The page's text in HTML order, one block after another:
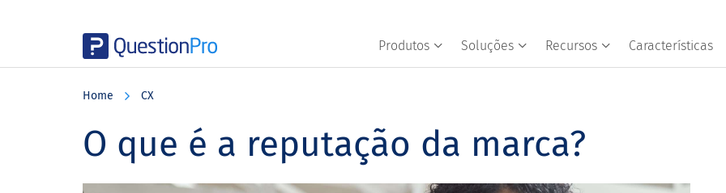
Produtos Soluções Recursos Características
Home CX
O que é a reputação da marca?